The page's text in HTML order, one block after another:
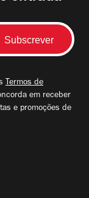
Termos de
em receber
e promoções de